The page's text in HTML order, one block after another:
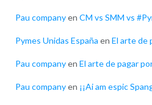
Pau companyen CM vs SMM vs
Pymes Unidas España en El arte de
Pau companyen El arte de pagar
Pau companyen ¡¡Ai am espic